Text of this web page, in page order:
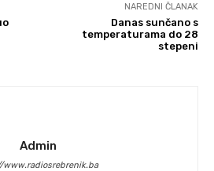
NAREDNI ČLANAK
Danas sunčano s
temperaturama do 28
stepeni
Admin